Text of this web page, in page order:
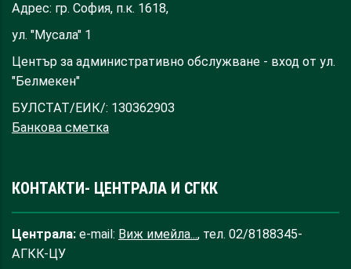
Адрес: гр. София, п.к. 1618,
ул. "Мусала" 1
Център за административно обслужване - вход от ул.
"Белмекен"
БУЛСТАТ/ЕИК/: 130362903
Банкова сметка
КОНТАКТИ- ЦЕНТРАЛА И СГКК
Централа: e-mail: Виж имейла..., тел. 02/8188345-
АГКК-ЦУ